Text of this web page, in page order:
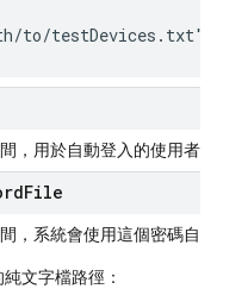
to/testDevices.txt"
，用於自動登入的使用者名稱
File
，系統會使用這個密碼自動登
文字檔路徑：